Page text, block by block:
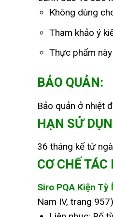
Không dùng
Tham khảo ý
Thực phẩm
BẢO QUẢN:
Bảo quản ở nhiệt
HẠN SỬ
36 tháng kể từ
CƠ CHẾ TÁC
Siro PQA Kiện Tỳ
Nam IV, trang